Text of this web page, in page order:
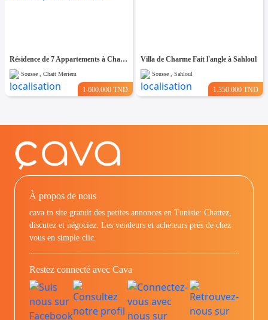
Résidence de 7 Appartements à Chatt Mariem prés de la Mer
Sousse , Chatt Meriem
1.600.000 TND
Villa de Charme Fait l'angle à Sahloul
Sousse , Sahloul
1.350.000 TND
À propos de nous
cava.tn site gratuit des petites annonces en Tunisie: Chattez,
discutez et négociez. Les vendeurs et acheteurs prés de chez
vous en simple clic.
Restez connecté avec Cava